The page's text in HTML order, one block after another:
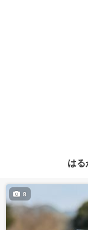
はる
8